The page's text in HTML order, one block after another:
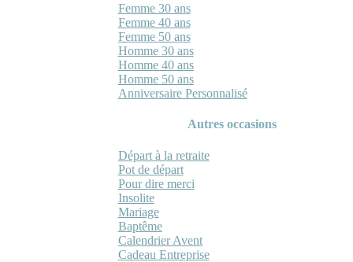
Femme 30 ans
Femme 40 ans
Femme 50 ans
Homme 30 ans
Homme 40 ans
Homme 50 ans
Anniversaire Personnalisé
Autres occasions
Départ à la retraite
Pot de départ
Pour dire merci
Insolite
Mariage
Baptême
Calendrier Avent
Cadeau Entreprise